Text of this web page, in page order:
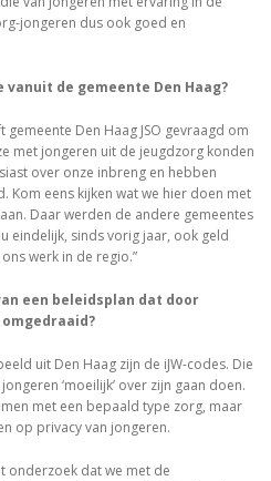
jongeren dus ook goed en
de gemeente Den Haag?
Den Haag JSO gevraagd om
met jongeren uit de jeugdzorg konden
over onze inbreng en hebben
Kom eens kijken wat we hier doen met
Daar werden de andere gemeentes
eindelijk, sinds vorig jaar, ook geld
werk in de regio.”
een beleidsplan dat door
uit Den Haag zijn de iJW-codes. Die
‘moeilijk’ over zijn gaan doen.
met een bepaald type zorg, maar
op privacy van jongeren.
onderzoek dat we met de